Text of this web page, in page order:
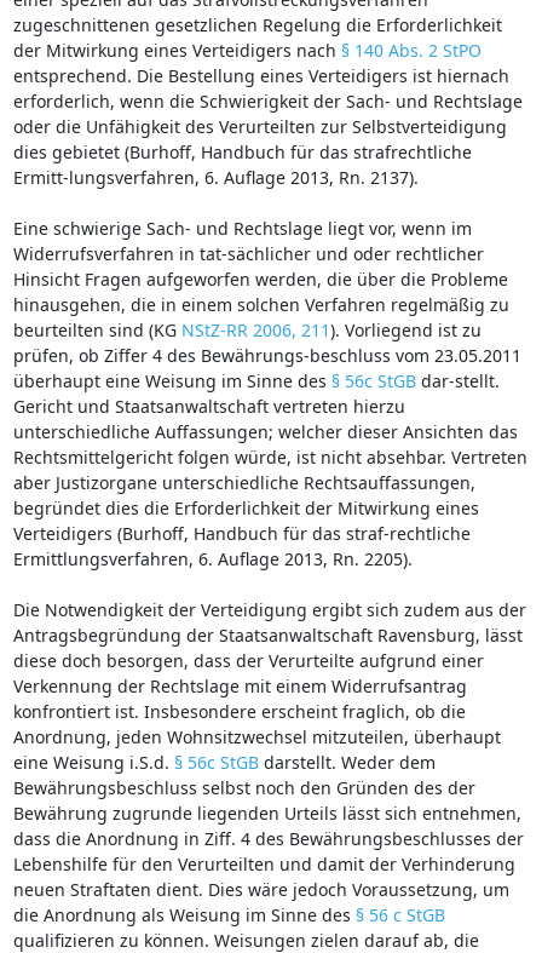
zugeschnittenen gesetzlichen Regelung die Erforderlichkeit
der Mitwirkung eines Verteidigers nach § 140 Abs. 2 StPO
entsprechend. Die Bestellung eines Verteidigers ist hiernach
erforderlich, wenn die Schwierigkeit der Sach- und Rechtslage
oder die Unfähigkeit des Verurteilten zur Selbstverteidigung
dies gebietet (Burhoff, Handbuch für das strafrechtliche
Ermitt-lungsverfahren, 6. Auflage 2013, Rn. 2137).
Eine schwierige Sach- und Rechtslage liegt vor, wenn im
Widerrufsverfahren in tat-sächlicher und oder rechtlicher
Hinsicht Fragen aufgeworfen werden, die über die Probleme
hinausgehen, die in einem solchen Verfahren regelmäßig zu
beurteilten sind (KG NStZ-RR 2006, 211). Vorliegend ist zu
prüfen, ob Ziffer 4 des Bewährungs-beschluss vom 23.05.2011
überhaupt eine Weisung im Sinne des § 56c StGBdar-stellt.
Gericht und Staatsanwaltschaft vertreten hierzu
unterschiedliche Auffassungen; welcher dieser Ansichten das
Rechtsmittelgericht folgen würde, ist nicht absehbar. Vertreten
aber Justizorgane unterschiedliche Rechtsauffassungen,
begründet dies die Erforderlichkeit der Mitwirkung eines
Verteidigers (Burhoff, Handbuch für das straf-rechtliche
Ermittlungsverfahren, 6. Auflage 2013, Rn. 2205).
Die Notwendigkeit der Verteidigung ergibt sich zudem aus der
Antragsbegründung der Staatsanwaltschaft Ravensburg, lässt
diese doch besorgen, dass der Verurteilte aufgrund einer
Verkennung der Rechtslage mit einem Widerrufsantrag
konfrontiert ist. Insbesondere erscheint fraglich, ob die
Anordnung, jeden Wohnsitzwechsel mitzuteilen, überhaupt
eine Weisung i.S.d. § 56c StGBdarstellt. Weder dem
Bewährungsbeschluss selbst noch den Gründen des der
Bewährung zugrunde liegenden Urteils lässt sich entnehmen,
dass die Anordnung in Ziff. 4 des Bewährungsbeschlusses der
Lebenshilfe für den Verurteilten und damit der Verhinderung
neuen Straftaten dient. Dies wäre jedoch Voraussetzung, um
die Anordnung als Weisung im Sinne des § 56 c StGB
qualifizieren zu können. Weisungen zielen darauf ab, die